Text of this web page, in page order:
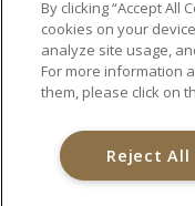
La
By clicking “Accept All
cookies on your
analyze site usage,
For more information
them, please click on
Reject All